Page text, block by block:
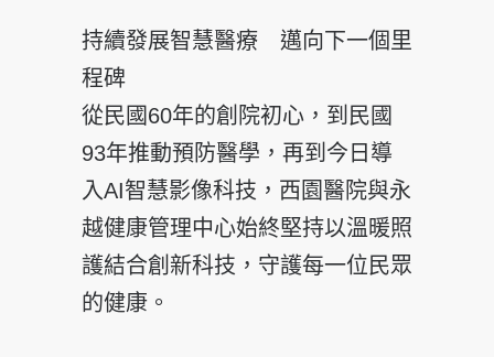
持續發展智慧醫療 邁向下一個里
程碑
從民國60年的創院初心，到民國
93年推動預防醫學，再到今日導
入AI智慧影像科技，西園醫院與永
越健康管理中心始終堅持以溫暖照
護結合創新科技，守護每一位民眾
的健康。